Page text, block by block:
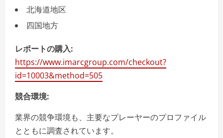
北海道地区
四国地方
レポートの購入:
https://www.imarcgroup.com/checkout?
id=10003&method=505
競合環境:
業界の競争環境も、主要なプレーヤーのプロファイル
とともに調査されています。